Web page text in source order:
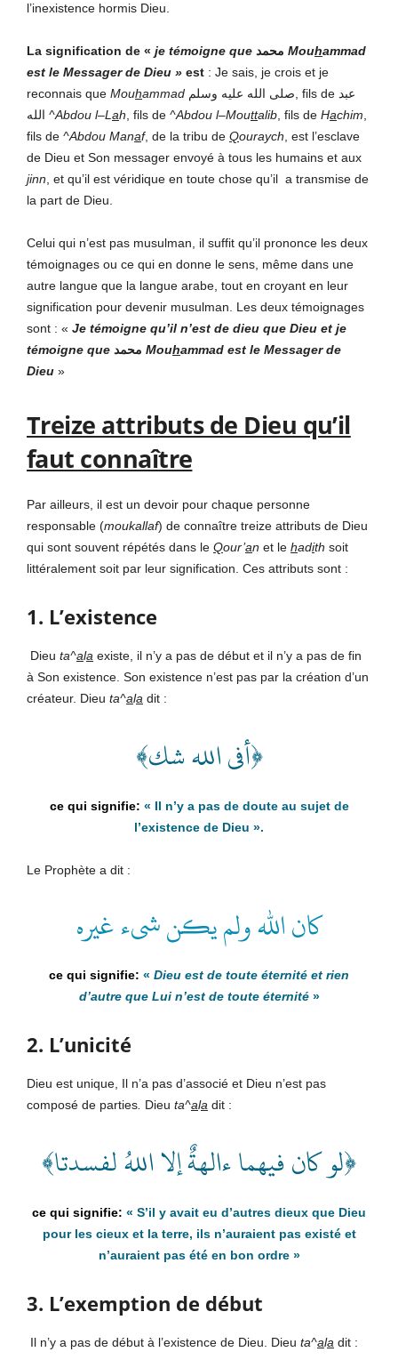
l’inexistence hormis Dieu.
La signification de « je témoigne que Mouhammad
est le Messager de Dieu » est : Je sais, je crois et je
reconnais que Mouhammad صلى الله عليه وسلم, fils de عبد
^Abdou l–L ah , fils de ^Abdou l–Mouttalib , fils de Hachim
fils de ^Abdou Manaf, de la tribu de Qouraych , est l’esclave
de Dieu et Son messager envoyé à tous les humains et aux
jinn , et qu’il est véridique en toute chose qu’il a transmise de
la part de Dieu.
Celui qui n’est pas musulman, il suffit qu’il prononce les deux
témoignages ou ce qui en donne le sens, même dans une
autre langue que la langue arabe, tout en croyant en leur
signification pour devenir musulman. Les deux témoignages
sont : « Je témoigne qu’il n’est de dieu que Dieu et je
témoigne que محمد Mouhammad est le Messager de
Dieu »
Treize attributs de Dieu qu’il
faut connaître
Par ailleurs, il est un devoir pour chaque personne
responsable (moukallaf) de connaître treize attributs de Dieu
qui sont souvent répétés dans le Qour’an et le hadith soit
littéralement soit par leur signification. Ces attributs sont :
1. L’existence
Dieu ta^ala existe, il n’y a pas de début et il n’y a pas de fin
à Son existence. Son existence n’est pas par la création d’un
créateur. Dieu ta^ala dit :
﴿أفي الله شك﴾
« Il n’y a pas de doute au sujet de
l’existence de Dieu ».
Le Prophète a dit :
كان الله ولم يكن شىء غيره
« Dieu est de toute éternité et rien
d’autre que Lui n’est de toute éternité»
2. L’unicité
Dieu est unique, Il n’a pas d’associé et Dieu n’est pas
composé de parties Dieu ta^ala dit :
﴿لو كان فيهما ءالهةٌ إلا اللهُ لفسدتا﴾
« S’il y avait eu d’autres dieux que Dieu
pour les cieux et la terre, ils n’auraient pas existé et
n’auraient pas été en bon ordre »
3. L’exemption de début
Il n’y a pas de début à l’existence de Dieu. Dieu ta^ala dit :